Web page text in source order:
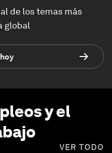
de los temas más
global
y el
VER TODO